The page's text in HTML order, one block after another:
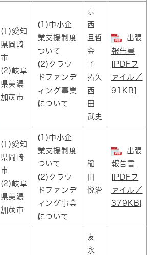
(1)愛知
県岡崎
市
(2)岐阜
県美濃
加茂市
(1)中小企
業支援制度
ついて
(2)クラウ
ドファンデ
ィング事業
について
京
西
且哲
金
子
拓矢
西
田
武史
出張
報告書
[PDFフ
ァイル／
91KB]
(1)愛知
県岡崎
市
(2)岐阜
県美濃
加茂市
(1)中小企
業支援制度
ついて
(2)クラウ
ドファンデ
ィング事業
について
稲
田
悦治
出張
報告書
[PDFフ
ァイル／
379KB]
友
永